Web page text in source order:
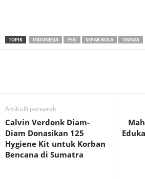
TOPIK INDONESIA PSSI SEPAK BOLA TIMNAS
Artikulli paraprak
Calvin Verdonk Diam-
Diam Donasikan 125
Hygiene Kit untuk Korban
Bencana di Sumatra